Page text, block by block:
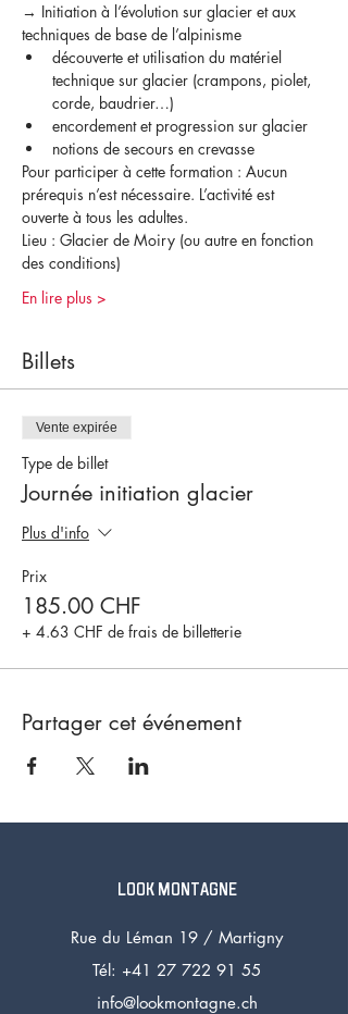
→ Initiation à l’évolution sur glacier et aux
techniques de base de l’alpinisme
découverte et utilisation du matériel
technique sur glacier (crampons, piolet,
corde, baudrier…)
encordement et progression sur glacier
notions de secours en crevasse
Pour participer à cette formation : Aucun
prérequis n’est nécessaire. L’activité est
ouverte à tous les adultes.
Lieu : Glacier de Moiry (ou autre en fonction
des conditions)
En lire plus >
Billets
Vente expirée
Type de billet
Journée initiation glacier
Plus d'info
Prix
185.00 CHF
+ 4.63 CHF de frais de billetterie
Partager cet événement
LOOK MONTAGNE
Rue du Léman 19 / Martigny
Tél: +41 27 722 91 55
info@lookmontagne.ch